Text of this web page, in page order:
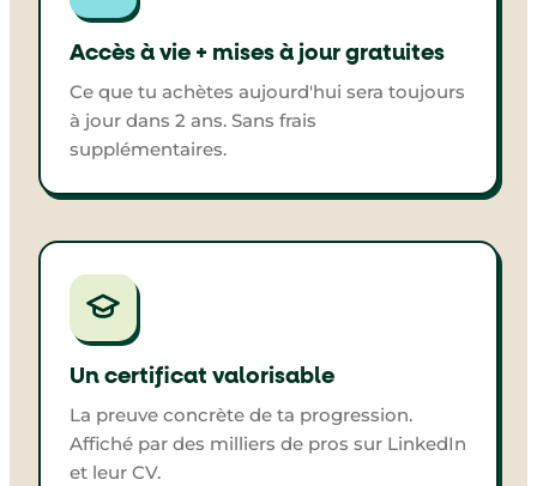
Accès à vie + mises à jour gratuites
Ce que tu achètes aujourd'hui sera toujours
à jour dans 2 ans. Sans frais
supplémentaires.
Un certificat valorisable
La preuve concrète de ta progression.
Affiché par des milliers de pros sur LinkedIn
et leur CV.